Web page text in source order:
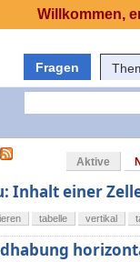
Fragen
Aktive
Inhalt einer
tabelle vertikal
Willkommen,